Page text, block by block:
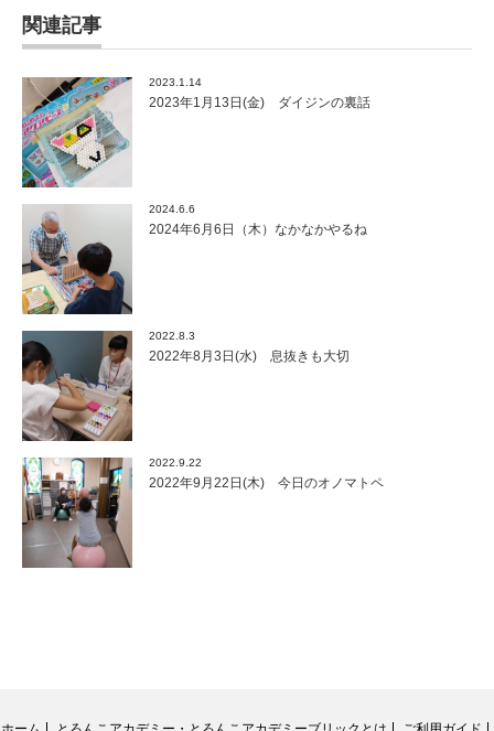
関連記事
2023.1.14
2023年1月13日(金) ダイジンの裏話
2024.6.6
2024年6月6日（木）なかなかやるね
2022.8.3
2022年8月3日(水) 息抜きも大切
2022.9.22
2022年9月22日(木) 今日のオノマトペ